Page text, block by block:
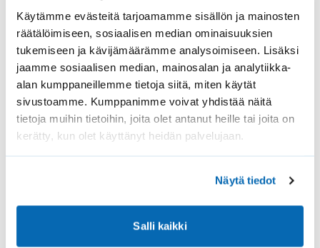
Käytämme evästeitä tarjoamamme sisällön ja mainosten
räätälöimiseen, sosiaalisen median ominaisuuksien
tukemiseen ja kävijämäärämme analysoimiseen. Lisäksi
jaamme sosiaalisen median, mainosalan ja analytiikka-
alan kumppaneillemme tietoja siitä, miten käytät
sivustoamme. Kumppanimme voivat yhdistää näitä
tietoja muihin tietoihin, joita olet antanut heille tai joita on
kerätty, kun olet käyttänyt heidän palvelujaan.
Näytä tiedot
Salli kaikki
Vekki- tai sälekaihtimet ovat hyvä
valinta myös ikkunalliseen oveen